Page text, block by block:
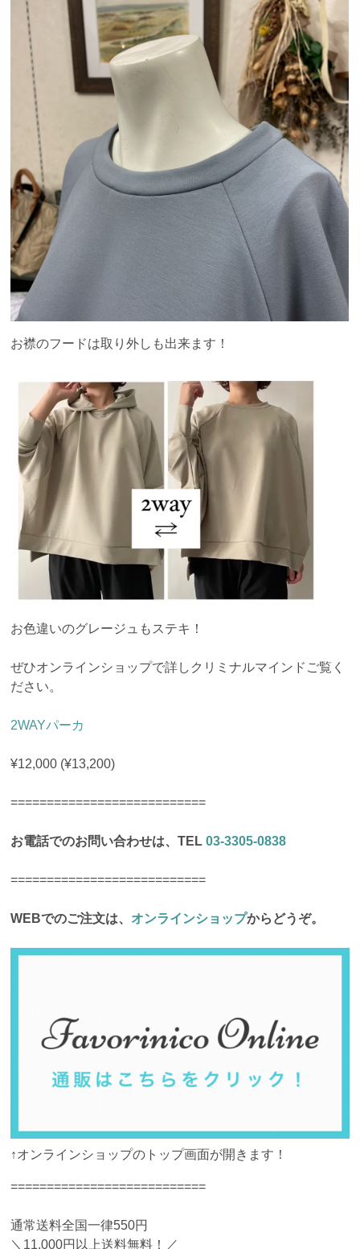
お襟のフードは取り外しも出来ます！
お色違いのグレージュもステキ！
ぜひオンラインショップで詳しクリミナルマインドご覧く
ださい。
2WAYパーカ
¥12,000 (¥13,200)
===========================
お電話でのお問い合わせは、TEL03-3305-0838
===========================
WEBでのご注文は、 オンラインショップからどうぞ。
↑オンラインショップのトップ画面が開きます！
===========================
通常送料全国一律550円
＼11,000円以上送料無料！／